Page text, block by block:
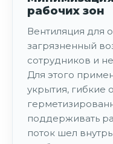
рабочих зон
Вентиляция для
загрязненный
сотрудников и
Для этого
укрытия, гибкие
поддерживать
поток шел